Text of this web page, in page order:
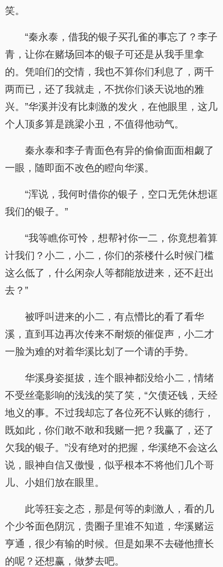
笑。
“秦永泰，借我的银子买孔雀的事忘了？李子
青，让你在赌场回本的银子可还是从我手里拿
的。凭咱们的交情，我也不算你们利息了，两千
两而已，还了我就走，不扰你们谈天说地的雅
兴。”华溪并没有比刺激的发火，在他眼里，这几
个人顶多算是跳梁小丑，不值得他动气。
秦永泰和李子青面色有异的偷偷面面相觑了
一眼，随即面不改色的瞪向华溪。
“浑说，我何时借你的银子，空口无凭休想诓
我们的银子。”
“我等瞧你可怜，想帮衬你一二，你竟想着算
计我们？小二，小二，你们的茶楼什么时候门槛
这么低了，什么闲杂人等都能放进来，还不赶出
去？”
被呼叫进来的小二，有点懵比的看了看华
溪，直到耳边再次传来不耐烦的催促声，小二才
一脸为难的对着华溪比划了一个请的手势。
华溪身姿挺拔，连个眼神都没给小二，情绪
不受丝毫影响的浅浅的笑了笑，“欠债还钱，天经
地义的事。不过我却忘了各位死不认账的德行，
既如此，你们敢不敢和我赌一把？我赢了，还了
欠我的银子。”没有绝对的把握，华溪绝不会这么
说，眼神自信又傲慢，似乎根本不将他们几个哥
儿、小姐们放在眼里。
此等狂妄之态，那是何等的刺激人，看的几
个少爷面色阴沉，贵圈子里谁不知道，华溪赌运
亨通，很少有输的时候。但是如果不去碰他擅长
的呢？还想赢，做梦去吧。